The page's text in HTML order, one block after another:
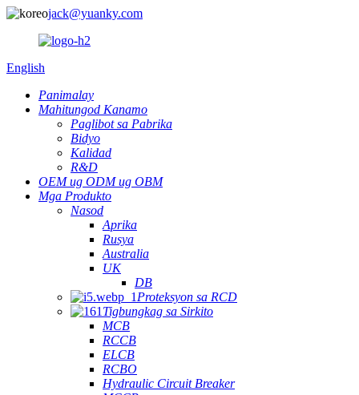
jack@yuanky.com
English
Panimalay
Mahitungod Kanamo
Paglibot sa Pabrika
Bidyo
Kalidad
R&D
OEM ug ODM ug OBM
Mga Produkto
Nasod
Aprika
Rusya
Australia
UK
DB
Proteksyon sa RCD
Tigbungkag sa Sirkito
MCB
RCCB
ELCB
RCBO
Hydraulic Circuit Breaker